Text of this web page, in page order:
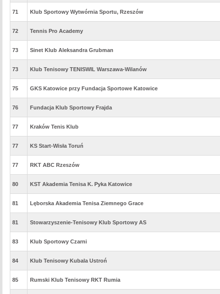
71 Klub Sportowy Wytwórnia Sportu, Rzeszów
72 Tennis Pro Academy
73 Sinet Klub Aleksandra Grubman
73 Klub Tenisowy TENISWIL Warszawa-Wilanów
75 GKS Katowice przy Fundacja Sportowe Katowice
76 Fundacja Klub Sportowy Frajda
77 Kraków Tenis Klub
77 KS Start-Wisła Toruń
77 RKT ABC Rzeszów
80 KST Akademia Tenisa K. Pyka Katowice
81 Lęborska Akademia Tenisa Ziemnego Grace
81 Stowarzyszenie-Tenisowy Klub Sportowy AS
83 Klub Sportowy Czarni
84 Klub Tenisowy Kubala Ustroń
85 Rumski Klub Tenisowy RKT Rumia